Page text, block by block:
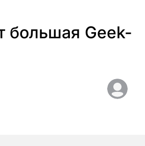
большая Geek-